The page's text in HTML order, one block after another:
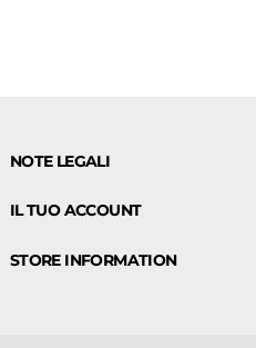
NOTE LEGALI
IL TUO ACCOUNT
STORE INFORMATION